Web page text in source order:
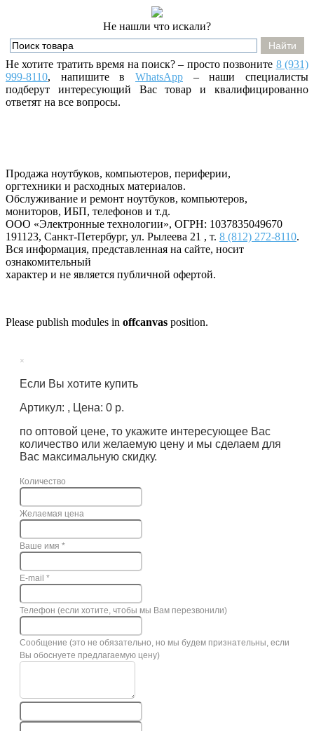
Не нашли что искали?
Не хотите тратить время на поиск? – просто позвоните 8 (931)
999-8110, напишитевWhatsApp – наши специалисты
подберут интересующий Вас товар и квалифицированно
ответят на все вопросы.
Продажа ноутбуков, компьютеров, периферии,
оргтехники и расходных материалов.
Обслуживание и ремонт ноутбуков, компьютеров,
мониторов, ИБП, телефонов и т.д.
ООО «Электронные технологии», ОГРН: 1037835049670
191123, Санкт-Петербург, ул. Рылеева 21 , т. 8 (812) 272-8110.
Вся информация, представленная на сайте, носит
ознакомительный
характер и не является публичной офертой.
Please publish modules in offcanvas position.
×
Если Вы хотите купить
Артикул: , Цена: 0 р.
по оптовой цене, то укажите интересующее Вас
количество или желаемую цену и мы сделаем для
Вас максимальную скидку.
Количество
Желаемая цена
Ваше имя *
E-mail *
Телефон (если хотите, чтобы мы Вам перезвонили)
Сообщение (это не обязательно, но мы будем признательны, если
Вы обоснуете предлагаемую цену)